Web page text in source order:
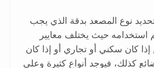
نوع المصعد بدقة الذي يجب
استخدامه حيث يختلف معايير
كان سكني أو تجاري أو إذا كان
كذلك، فيوجد أنواع كثيرة وعلى